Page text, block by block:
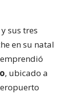
sus tres
en su natal
, ubicado a